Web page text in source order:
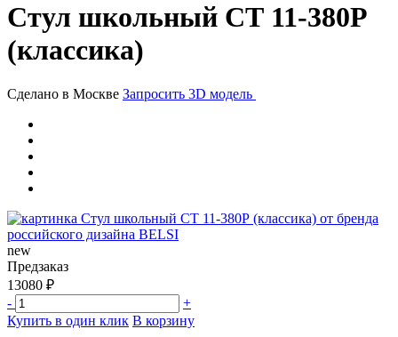
Стул школьный СТ 11-380Р
(классика)
Сделано в Москве Запросить 3D модель
new
Предзаказ
13080 ₽
-
+
Купить в один клик В корзину